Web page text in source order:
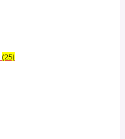
(25)